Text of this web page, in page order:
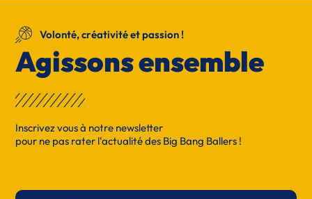
Volonté, créativité et passion !
Agissons ensemble
Inscrivez vous à notre newsletter
pour ne pas rater l'actualité des Big Bang Ballers !